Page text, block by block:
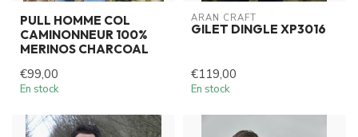
PULL HOMME COL
CAMINONNEUR 100%
MERINOS CHARCOAL
€99,00
En stock
ARAN CRAFT
GILET DINGLE XP3016
€119,00
En stock